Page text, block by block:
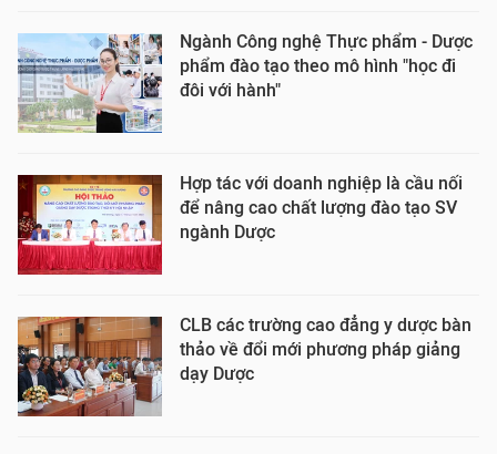
Ngành Công nghệ Thực phẩm - Dược
phẩm đào tạo theo mô hình "học đi
đôi với hành"
Hợp tác với doanh nghiệp là cầu nối
để nâng cao chất lượng đào tạo SV
ngành Dược
CLB các trường cao đẳng y dược bàn
thảo về đổi mới phương pháp giảng
dạy Dược